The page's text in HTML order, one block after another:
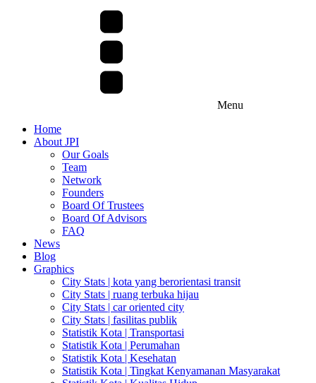
Menu
Home
About JPI
Our Goals
Team
Network
Founders
Board Of Trustees
Board Of Advisors
FAQ
News
Blog
Graphics
City Stats | kota yang berorientasi transit
City Stats | ruang terbuka hijau
City Stats | car oriented city
City Stats | fasilitas publik
Statistik Kota | Transportasi
Statistik Kota | Perumahan
Statistik Kota | Kesehatan
Statistik Kota | Tingkat Kenyamanan Masyarakat